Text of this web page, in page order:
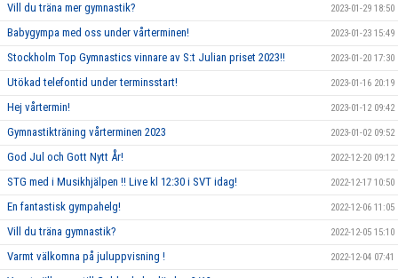
Vill du träna mer gymnastik? 2023-01-29 18:50
Babygympa med oss under vårterminen! 2023-01-23 15:49
Stockholm Top Gymnastics vinnare av S:t Julian priset 2023!! 2023-01-20 17:30
Utökad telefontid under terminsstart! 2023-01-16 20:19
Hej vårtermin! 2023-01-12 09:42
Gymnastikträning vårterminen 2023 2023-01-02 09:52
God Jul och Gott Nytt År! 2022-12-20 09:12
STG med i Musikhjälpen !! Live kl 12:30 i SVT idag! 2022-12-17 10:50
En fantastisk gympahelg! 2022-12-06 11:05
Vill du träna gymnastik? 2022-12-05 15:10
Varmt välkomna på juluppvisning ! 2022-12-04 07:41